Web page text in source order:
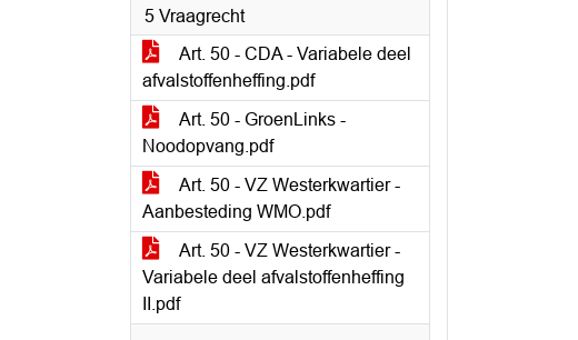
5 Vraagrecht
Art. 50 - CDA - Variabele deel
afvalstoffenheffing.pdf
Art. 50 - GroenLinks -
Noodopvang.pdf
Art. 50 - VZ Westerkwartier -
Aanbesteding WMO.pdf
Art. 50 - VZ Westerkwartier -
Variabele deel afvalstoffenheffing
II.pdf